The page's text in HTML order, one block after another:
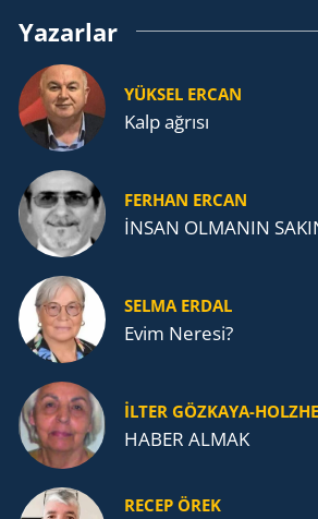
Yazarlar
YÜKSEL ERCAN
Kalp ağrısı
FERHAN ERCAN
İNSAN OLMANIN
SELMA ERDAL
Evim Neresi?
İLTER GÖZKAYA-
HABER ALMAK
RECEP ÖREK